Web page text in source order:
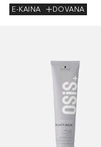
E-KAINA
DOVANA